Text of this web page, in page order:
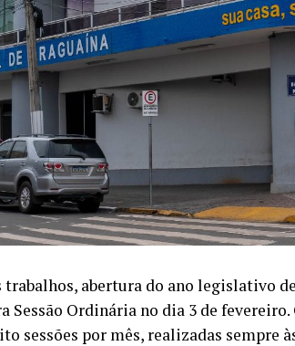
abertura do ano legislativo
Sessão Ordinária no dia 3 de fevereiro.
sessões por mês, realizadas sempre